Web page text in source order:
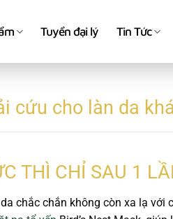
Tuyển đại lý Tin Tức
cứu cho làn da
THÌ CHỈ SAU 1
chắc chắn không còn xa lạ với